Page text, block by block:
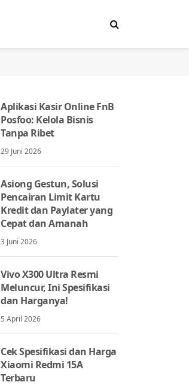
Aplikasi Kasir Online FnB
Posfoo: Kelola Bisnis
Tanpa Ribet
29 Juni 2026
Asiong Gestun, Solusi
Pencairan Limit Kartu
Kredit dan Paylater yang
Cepat dan Amanah
3 Juni 2026
Vivo X300 Ultra Resmi
Meluncur, Ini Spesifikasi
dan Harganya!
5 April 2026
Cek Spesifikasi dan Harga
Xiaomi Redmi 15A
Terbaru